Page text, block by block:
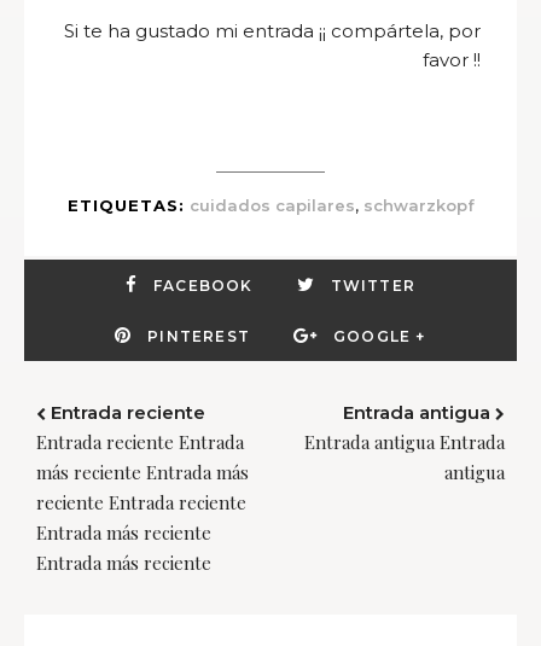
Si te ha gustado mi entrada ¡¡ compártela, por
favor !!
ETIQUETAS: cuidados capilares, schwarzkopf
FACEBOOK TWITTER
PINTEREST GOOGLE +
Entrada reciente
Entrada reciente Entrada
más reciente Entrada más
reciente Entrada reciente
Entrada más reciente
Entrada más reciente
Entrada antigua
Entrada antigua Entrada
antigua